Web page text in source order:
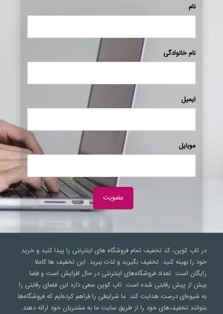
نام
نام خانوادگی
ایمیل
موبایل
در تاپ کوپن، کد تخفیف تمام فروشگاه های اینترنتی را پیدا کنید و خرید
خود را بهینه کنید. تخفیف بگیرید و لذت ببرید. این تخفیف ها کاملا
رایگان است. تعداد فروشگاه‌های اینترنتی در حال افزایش است و فضا
بیش از پیش رقابتی شده است. تاپ کوپن سعی‌ دارد این فضای رقابتی را
به شیوه‌ای درست هدایت کند. ما شرایطی را فراهم کرده‌ایم که فروشگاه‌ها
بتوانند تخفیف‌های خود را از طریق سایت ما به مشتریان خود ارائه دهند.